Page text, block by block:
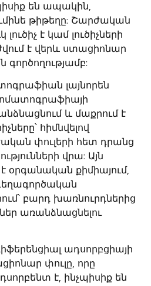
են ապակին,
թիթեղը: Շարժական
է կամ լուծիչների
է վերև ստացիոնար
գործողությամբ:
լայնորեն
և մաքրում է
հիմնվելով
փուլերի հետ դրանց
վրա: Այն
է օրգանական քիմիայում,
բարդ խառնուրդներից
առանձնացնելու
ադսորբցիայի
փուլը, որը
է, ինչպիսիք են